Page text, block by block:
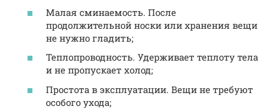
Малая сминаемость. После
продолжительной носки или хранения вещи
не нужно гладить;
Теплопроводность. Удерживает теплоту тела
и не пропускает холод;
Простота в эксплуатации. Вещи не требуют
особого ухода;